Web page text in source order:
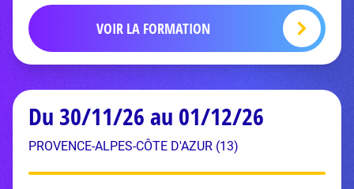
VOIR LA FORMATION
Du 30/11/26 au 01/12/26
PROVENCE-ALPES-CÔTE D'AZUR (13)